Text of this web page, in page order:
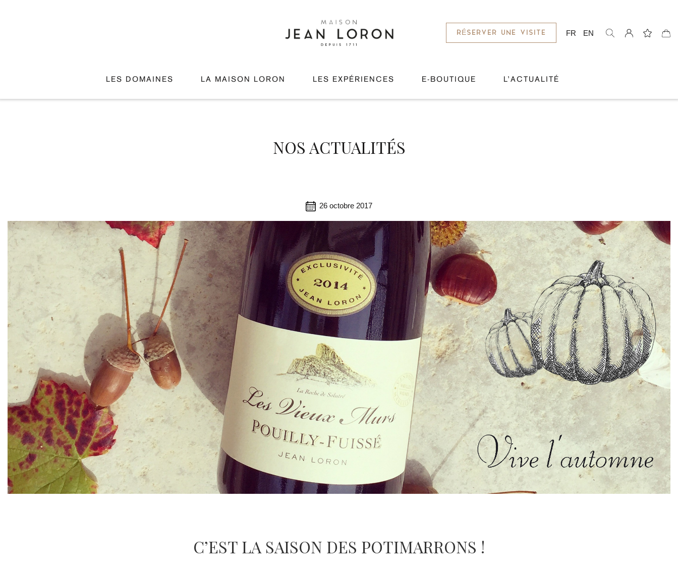
LES DOMAINES LA MAISON LORON LES EXPÉRIENCES E-BOUTIQUE L’ACTUALITÉ
RÉSERVER UNE VISITE FR EN
NOS ACTUALITÉS
26 octobre 2017
C’EST LA SAISON DES POTIMARRONS !